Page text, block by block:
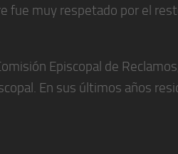
fue muy respetado por el
Episcopal de
En sus últimos años